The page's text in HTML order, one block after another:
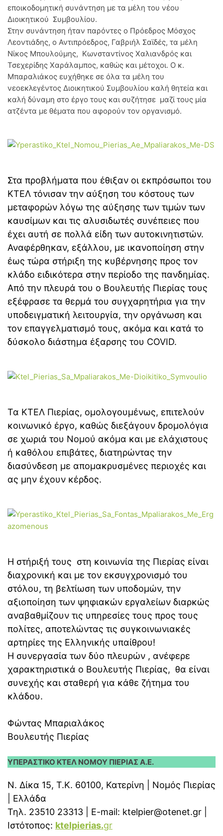
εποικοδομητική συνάντηση με τα μέλη του νέου
Διοικητικού Συμβουλίου.
Στην συνάντηση ήταν παρόντες ο Πρόεδρος Μόσχος
Λεοντιάδης, ο Αντιπρόεδρος, Γαβριήλ Σαϊδές, τα μέλη
Νίκος Μπουλούμης, Κωνσταντίνος Χαλιανδρός και
Τσεχερίδης Χαράλαμπος, καθώς και μέτοχοι. Ο κ.
Μπαραλιάκος ευχήθηκε σε όλα τα μέλη του
νεοεκλεγέντος Διοικητικού Συμβουλίου καλή θητεία και
καλή δύναμη στο έργο τους και συζήτησε μαζί τους μία
ατζέντα με θέματα που αφορούν τον οργανισμό.
Στα προβλήματα που έθιξαν οι εκπρόσωποι του
ΚΤΕΛ τόνισαν την αύξηση του κόστους των
μεταφορών λόγω της αύξησης των τιμών των
καυσίμων και τις αλυσιδωτές συνέπειες που
έχει αυτή σε πολλά είδη των αυτοκινητιστών.
Αναφέρθηκαν, εξάλλου, με ικανοποίηση στην
έως τώρα στήριξη της κυβέρνησης προς τον
κλάδο ειδικότερα στην περίοδο της πανδημίας.
Από την πλευρά του ο Βουλευτής Πιερίας τους
εξέφρασε τα θερμά του συγχαρητήρια για την
υποδειγματική λειτουργία, την οργάνωση και
τον επαγγελματισμό τους, ακόμα και κατά το
δύσκολο διάστημα έξαρσης του COVID.
Τα ΚΤΕΛ Πιερίας, ομολογουμένως, επιτελούν
κοινωνικό έργο, καθώς διεξάγουν δρομολόγια
σε χωριά του Νομού ακόμα και με ελάχιστους
ή καθόλου επιβάτες, διατηρώντας την
διασύνδεση με απομακρυσμένες περιοχές και
ας μην έχουν κέρδος.
Η στήριξή τους στη κοινωνία της Πιερίας είναι
διαχρονική και με τον εκσυγχρονισμό του
στόλου, τη βελτίωση των υποδομών, την
αξιοποίηση των ψηφιακών εργαλείων διαρκώς
αναβαθμίζουν τις υπηρεσίες τους προς τους
πολίτες, αποτελώντας τις συγκοινωνιακές
αρτηρίες της Ελληνικής υπαίθρου!
Η συνεργασία των δύο πλευρών , ανέφερε
χαρακτηριστικά ο Βουλευτής Πιερίας, θα είναι
συνεχής και σταθερή για κάθε ζήτημα του
κλάδου.
Φώντας Μπαριαλάκος
Βουλευτής Πιερίας
ΥΠΕΡΑΣΤΙΚΟ ΚΤΕΛ ΝΟΜΟΥ ΠΙΕΡΙΑΣ Α.Ε.
Ν. Δίκα 15, Τ.Κ. 60100, Κατερίνη | Νομός Πιερίας
| Ελλάδα
Τηλ. 23510 23313 | E-mail: ktelpier@otenet.gr |
Ιστότοπος: ktelpierias.gr